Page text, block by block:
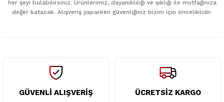
Ürün bilgilerinde hatalar bulunuyor.
Ürün fiyatı diğer sitelerden daha pahalı.
her şeyi bulabilirsiniz. Ürünlerimiz, dayanıklılığı ve şıklığı ile mutfağınıza
değer katacak. Alışveriş yaparken güvenliğiniz bizim için önceliklidir.
GÜVENLİ ALIŞVERİŞ ÜCRETSİZ KARGO